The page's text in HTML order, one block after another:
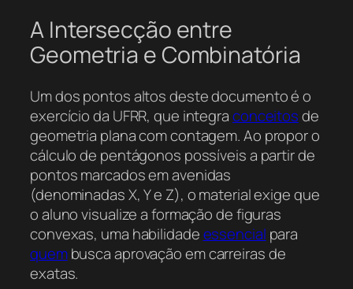
A Intersecção entre
Geometria e Combinatória
Um dos pontos altos deste documento é o
exercício da UFRR, que integraconceitosde
geometria plana com contagem. Ao propor o
cálculo de pentágonos possíveis a partir de
pontos marcados em avenidas
(denominadas X, Y e Z), o material exige que
o aluno visualize a formação de figuras
convexas, uma habilidadeessencial para
quembusca aprovação em carreiras de
exatas.